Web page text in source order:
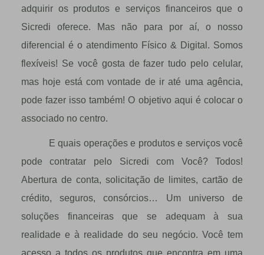
adquirir os produtos e serviços financeiros que o
Sicredi oferece. Mas não para por aí, o nosso
diferencial é o atendimento Físico & Digital. Somos
flexíveis! Se você gosta de fazer tudo pelo celular,
mas hoje está com vontade de ir até uma agência,
pode fazer isso também! O objetivo aqui é colocar o
associado no centro.
E quais operações e produtos e serviços você
pode contratar pelo Sicredi com Você? Todos!
Abertura de conta, solicitação de limites, cartão de
crédito, seguros, consórcios… Um universo de
soluções financeiras que se adequam à sua
realidade e à realidade do seu negócio. Você tem
acesso a todos os produtos que encontra em uma